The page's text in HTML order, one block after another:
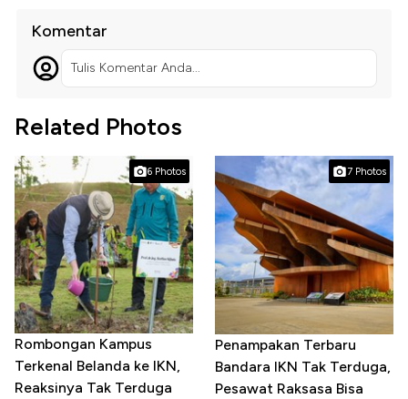
Komentar
Tulis Komentar Anda...
Related Photos
6 Photos
Rombongan Kampus
Terkenal Belanda ke IKN,
Reaksinya Tak Terduga
7 Photos
Penampakan Terbaru
Bandara IKN Tak Terduga,
Pesawat Raksasa Bisa